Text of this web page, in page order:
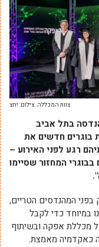
צוות המכללה. צילום: יחצ
בתל אביב
בוגרים חדשים את
רגע לפני האירוע –
המחזור שסיימו
המהנדסים הטריים,
במיוחד כדי לקבל
מכללת אפקה ובשיתוף
כאקדמיה מאמצת.